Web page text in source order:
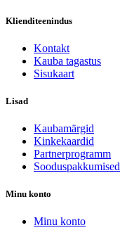
Klienditeenindus
Kontakt
Kauba tagastus
Sisukaart
Lisad
Kaubamärgid
Kinkekaardid
Partnerprogramm
Sooduspakkumised
Minu konto
Minu konto